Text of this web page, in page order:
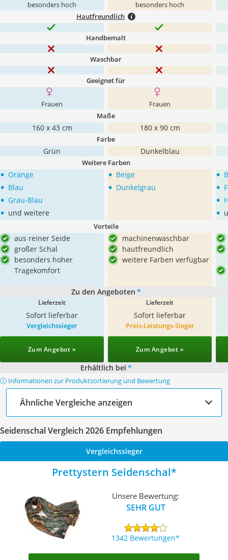
besonders hoch besonders hoch
Hautfreundlich
Handbemalt
Waschbar
Geeignet für
Frauen Frauen
Maße
160 x 43 cm 180 x 90 cm
Farbe
Grün Dunkelblau
Weitere Farben
• Orange
• Blau
• Grau-Blau
• und weitere
• Beige
• Dunkelgrau
•
•
•
•
Vorteile
aus reiner Seide
großer Schal
besonders hoher
Tragekomfort
machinenwaschbar
hautfreundlich
weitere Farben verfügbar
Zu den Angeboten *
Lieferzeit
Sofort lieferbar
Lieferzeit
Sofort lieferbar
Vergleichssieger
Zum Angebot »
Preis-Leistungs-Sieger
Zum Angebot »
Erhältlich bei *
ⓘ Informationen zur Produktsortierung und Bewertung
Ähnliche Vergleiche anzeigen
Seidenschal Vergleich 2026 Empfehlungen
Vergleichssieger
Prettystern Seidenschal
Unsere Bewertung:
SEHR GUT
1342 Bewertungen